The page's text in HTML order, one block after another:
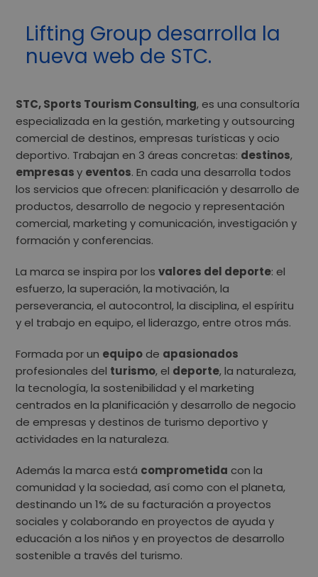
Lifting Group desarrolla la
nueva web de STC.
STC,Sports Tourism Consulting, es una consultoría
especializada en la gestión, marketing y outsourcing
comercial de destinos, empresas turísticas y ocio
deportivo. Trabajan en 3 áreas concretas: destinos,
empresasy eventos. En cada una desarrolla todos
los servicios que ofrecen: planificación y desarrollo de
productos, desarrollo de negocio y representación
comercial, marketing y comunicación, investigación y
formación y conferencias.
La marca se inspira por losvalores del deporte: el
esfuerzo, la superación, la motivación, la
perseverancia, el autocontrol, la disciplina, el espíritu
y el trabajo en equipo, el liderazgo, entre otros más.
Formada por un equipo de apasionados
profesionales del turismo, el deporte, la naturaleza,
la tecnología, la sostenibilidad y el marketing
centrados en la planificación y desarrollo de negocio
de empresas y destinos de turismo deportivo y
actividades en la naturaleza.
Además la marca está comprometida con la
comunidad y la sociedad, así como con elplaneta,
destinando un 1% de su facturación a proyectos
sociales y colaborando en proyectos de ayuda y
educación a los niños y en proyectos de desarrollo
sostenible a través del turismo.